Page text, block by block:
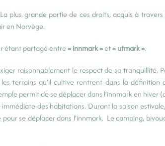
plus grande partie de ces droits, acquis à travers
en Norvège.
étant partagé entre« innmark »et« utmark ».
raisonnablement le respect de sa tranquillité.
terrains qu’il cultive rentrent dans la définition
permit de se déplacer dans l’innmark en hiver
des habitations. Durant la saison
se déplacer dans l’innmark. Le camping,